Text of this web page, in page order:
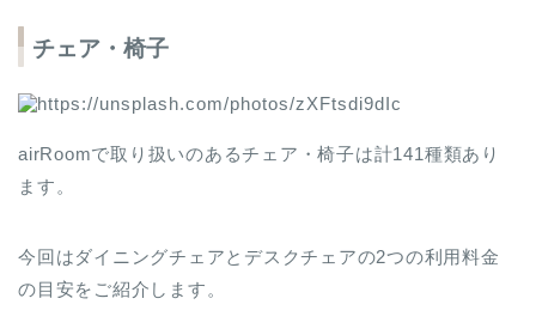
チェア・椅子
airRoomで取り扱いのあるチェア・椅子は計141種類あり
ます。
今回はダイニングチェアとデスクチェアの2つの利用料金
の目安をご紹介します。